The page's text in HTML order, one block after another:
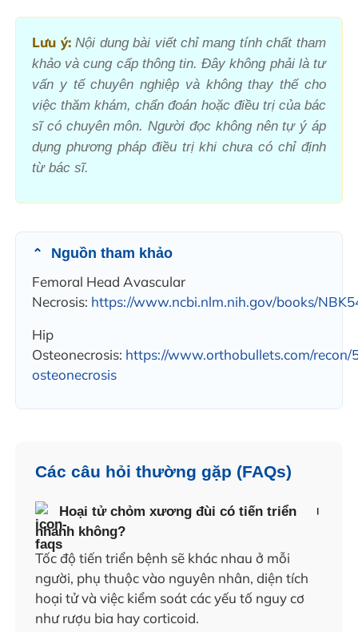
Lưu ý:Nội dung bài viết chỉ mang tính chất tham
khảo và cung cấp thông tin. Đây không phải là tư
vấn y tế chuyên nghiệp và không thay thế cho
việc thăm khám, chẩn đoán hoặc điều trị của bác
sĩ có chuyên môn. Người đọc không nên tự ý áp
dụng phương pháp điều trị khi chưa có chỉ định
từ bác sĩ.
Nguồn tham khảo
Femoral Head Avascular
Necrosis: https://www.ncbi.nlm.nih.gov/books/
Hip
Osteonecrosis: https://www.orthobullets.com/recon/
osteonecrosis
Các câu hỏi thường gặp (FAQs)
Hoại tử chỏm xương đùi có tiến triển
nhanh không?
Tốc độ tiến triển bệnh sẽ khác nhau ở mỗi
người, phụ thuộc vào nguyên nhân, diện tích
hoại tử và việc kiểm soát các yếu tố nguy cơ
như rượu bia hay corticoid.